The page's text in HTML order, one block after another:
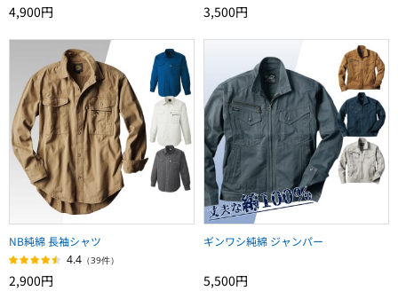
4,900円 3,500円
NB純綿 長袖シャツ
4.4 （39件）
2,900円
ギンワシ純綿 ジャンパー
5,500円